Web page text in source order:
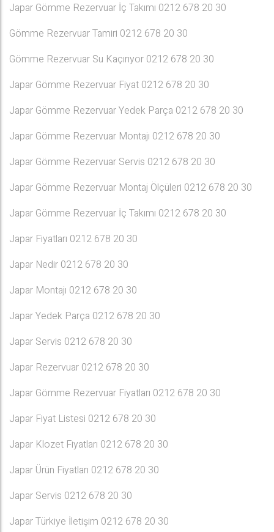
Japar Gömme Rezervuar İç Takımı 0212 678 20 30
Gömme Rezervuar Tamiri 0212 678 20 30
Gömme Rezervuar Su Kaçırıyor 0212 678 20 30
Japar Gömme Rezervuar Fiyat 0212 678 20 30
Japar Gömme Rezervuar Yedek Parça 0212 678 20 30
Japar Gömme Rezervuar Montajı 0212 678 20 30
Japar Gömme Rezervuar Servis 0212 678 20 30
Japar Gömme Rezervuar Montaj Ölçüleri 0212 678 20 30
Japar Gömme Rezervuar İç Takımı 0212 678 20 30
Japar Fiyatları 0212 678 20 30
Japar Nedir 0212 678 20 30
Japar Montajı 0212 678 20 30
Japar Yedek Parça 0212 678 20 30
Japar Servis 0212 678 20 30
Japar Rezervuar 0212 678 20 30
Japar Gömme Rezervuar Fiyatları 0212 678 20 30
Japar Fiyat Listesi 0212 678 20 30
Japar Klozet Fiyatları 0212 678 20 30
Japar Ürün Fiyatları 0212 678 20 30
Japar Servis 0212 678 20 30
Japar Türkiye İletişim 0212 678 20 30